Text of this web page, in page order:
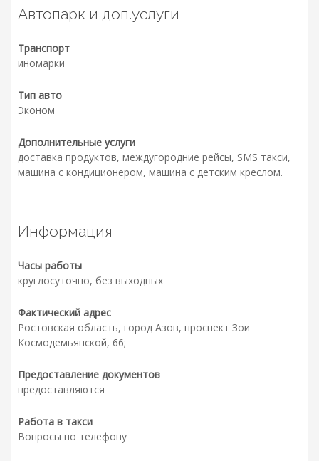
Автопарк и доп.услуги
Транспорт
иномарки
Тип авто
Эконом
Дополнительные услуги
доставка продуктов, междугородние рейсы, SMS такси,
машина с кондиционером, машина с детским креслом.
Информация
Часы работы
круглосуточно, без выходных
Фактический адрес
Ростовская область, город Азов, проспект Зои
Космодемьянской, 66;
Предоставление документов
предоставляются
Работа в такси
Вопросы по телефону